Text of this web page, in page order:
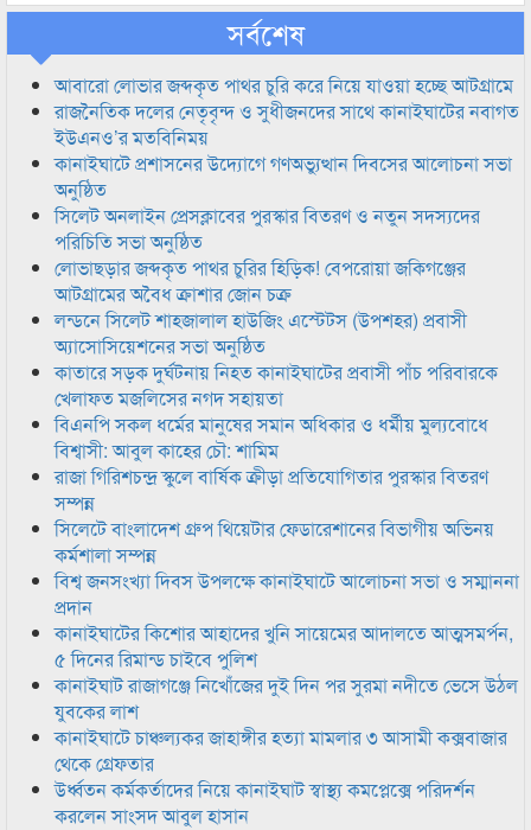
সর্বশেষ
আবারো লোভার জব্দকৃত পাথর চুরি করে নিয়ে যাওয়া হচ্ছে আটগ্রামে
রাজনৈতিক দলের নেতৃবৃন্দ ও সুধীজনদের সাথে কানাইঘাটের নবাগত
ইউএনও’র মতবিনিময়
কানাইঘাটে প্রশাসনের উদ্যোগে গণঅভ্যুত্থান দিবসের আলোচনা সভা
অনুষ্ঠিত
সিলেট অনলাইন প্রেসক্লাবের পুরস্কার বিতরণ ও নতুন সদস্যদের
পরিচিতি সভা অনুষ্ঠিত
লোভাছড়ার জব্দকৃত পাথর চুরির হিড়িক! বেপরোয়া জকিগঞ্জের
আটগ্রামের অবৈধ ক্রাশার জোন চক্র
লন্ডনে সিলেট শাহজালাল হাউজিং এস্টেটস (উপশহর) প্রবাসী
অ্যাসোসিয়েশনের সভা অনুষ্ঠিত
কাতারে সড়ক দুর্ঘটনায় নিহত কানাইঘাটের প্রবাসী পাঁচ পরিবারকে
খেলাফত মজলিসের নগদ সহায়তা
বিএনপি সকল ধর্মের মানুষের সমান অধিকার ও ধর্মীয় মুল্যবোধে
বিশ্বাসী: আবুল কাহের চৌ: শামিম
রাজা গিরিশচন্দ্র স্কুলে বার্ষিক ক্রীড়া প্রতিযোগিতার পুরস্কার বিতরণ
সম্পন্ন
সিলেটে বাংলাদেশ গ্রুপ থিয়েটার ফেডারেশানের বিভাগীয় অভিনয়
কর্মশালা সম্পন্ন
বিশ্ব জনসংখ্যা দিবস উপলক্ষে কানাইঘাটে আলোচনা সভা ও সম্মাননা
প্রদান
কানাইঘাটের কিশোর আহাদের খুনি সায়েমের আদালতে আত্মসমর্পন,
৫ দিনের রিমান্ড চাইবে পুলিশ
কানাইঘাট রাজাগঞ্জে নিখোঁজের দুই দিন পর সুরমা নদীতে ভেসে উঠল
যুবকের লাশ
কানাইঘাটে চাঞ্চল্যকর জাহাঙ্গীর হত্যা মামলার ৩ আসামী কক্সবাজার
থেকে গ্রেফতার
উর্ধ্বতন কর্মকর্তাদের নিয়ে কানাইঘাট স্বাস্থ্য কমপ্লেক্সে পরিদর্শন
করলেন সাংসদ আবুল হাসান